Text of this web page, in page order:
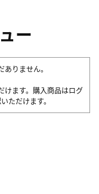
ー
りません。
けます。購入商品はログ
ただけます。